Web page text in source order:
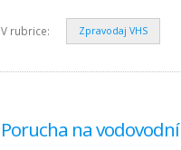
V rubrice: Zpravodaj VHS
Porucha na